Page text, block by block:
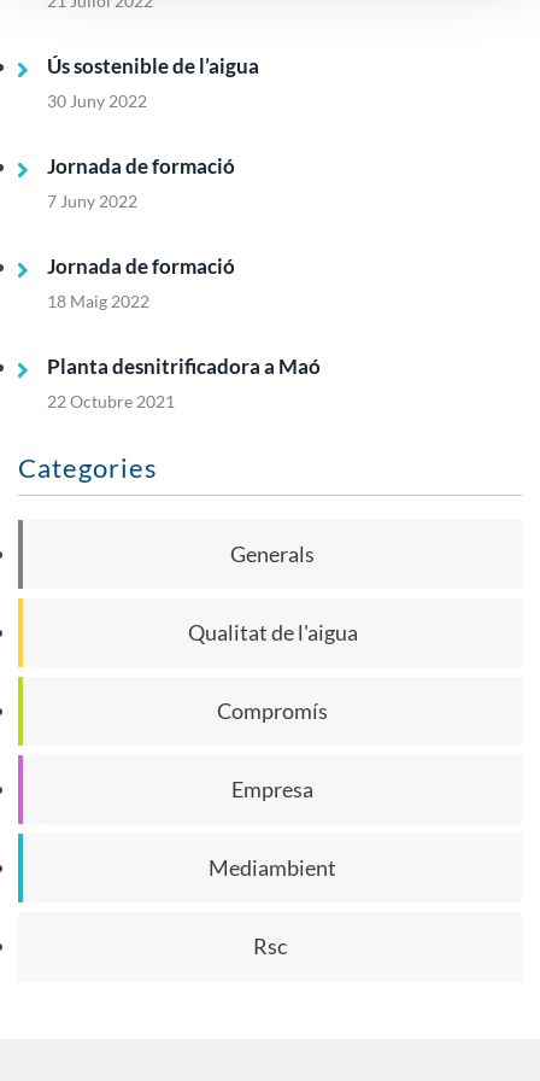
Ús sostenible de l’aigua
30 Juny 2022
Jornada de formació
7 Juny 2022
Jornada de formació
18 Maig 2022
Planta desnitrificadora a Maó
22 Octubre 2021
Categories
Generals
Qualitat de l'aigua
Compromís
Empresa
Mediambient
Rsc